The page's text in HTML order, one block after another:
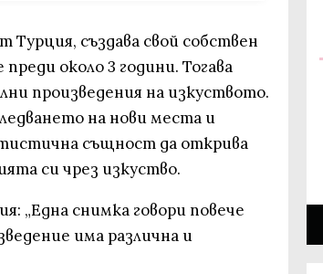
Турция, създава свой собствен
около 3 години. Тогава
произведения на изкуството.
на нови места и
същност да открива
си чрез изкуство.
„Една снимка говори повече
има различна и